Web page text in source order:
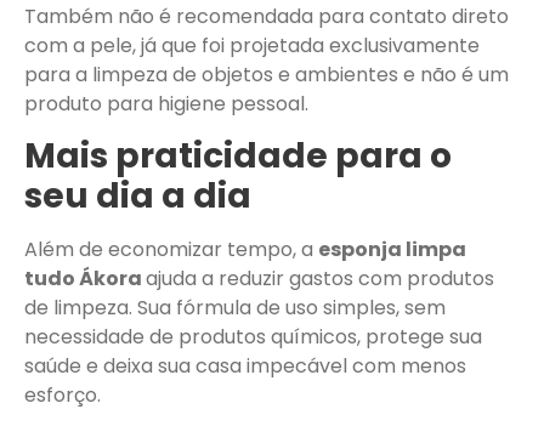
Também não é recomendada para contato direto
com a pele, já que foi projetada exclusivamente
para a limpeza de objetos e ambientes e não é um
produto para higiene pessoal.
Mais praticidade para o
seu dia a dia
Além de economizar tempo, a esponja limpa
tudo Ákoraajuda a reduzir gastos com produtos
de limpeza. Sua fórmula de uso simples, sem
necessidade de produtos químicos, protege sua
saúde e deixa sua casa impecável com menos
esforço.